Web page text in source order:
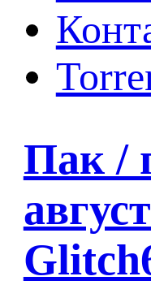
Пак /